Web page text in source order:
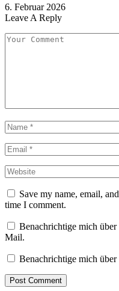
6. Februar 2026
Leave A Reply
Save my name, email,
time I comment.
Benachrichtige mich
Mail.
Benachrichtige mich